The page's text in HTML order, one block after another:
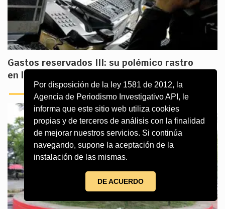
Por disposición de la ley 1581 de 2012, la
Agencia de Periodismo Investigativo API, le
informa que este sitio web utiliza cookies
propias y de terceros de análisis con la finalidad
de mejorar nuestros servicios. Si continúa
navegando, supone la aceptación de la
instalación de las mismas.
DE ACUERDO
Gastos reservados III: su polémico rastro
en la Fiscalía, la DNI y la UIAF